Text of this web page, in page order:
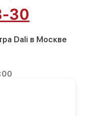
30
Dali в Москве